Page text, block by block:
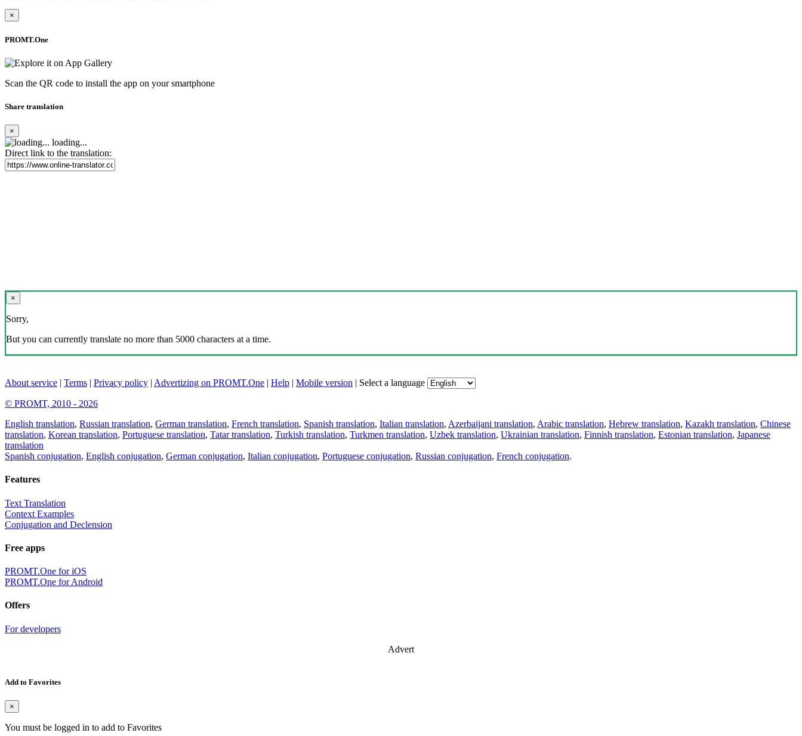
×
PROMT.One
Scan the QR code to install the app on your smartphone
Share translation
×
loading...
Direct link to the translation:
×
Sorry,
But you can currently translate no more than 5000 characters at a time.
About service | Terms | Privacy policy | Advertizing on PROMT.One | Help | Mobile version | Select a language
© PROMT, 2010 - 2026
English translation, Russian translation, German translation, French translation, Spanish translation, Italian translation, Azerbaijani translation, Arabic translation, Hebrew translation, Kazakh translation, Chinese
translation, Korean translation, Portuguese translation, Tatar translation, Turkish translation, Turkmen translation, Uzbek translation, Ukrainian translation, Finnish translation, Estonian translation, Japanese
translation
Spanish conjugation, English conjugation, German conjugation, Italian conjugation, Portuguese conjugation, Russian conjugation, French conjugation.
Features
Text Translation
Context Examples
Conjugation and Declension
Free apps
PROMT.One for iOS
PROMT.One for Android
Offers
For developers
Advert
Add to Favorites
×
You must be logged in to add to Favorites